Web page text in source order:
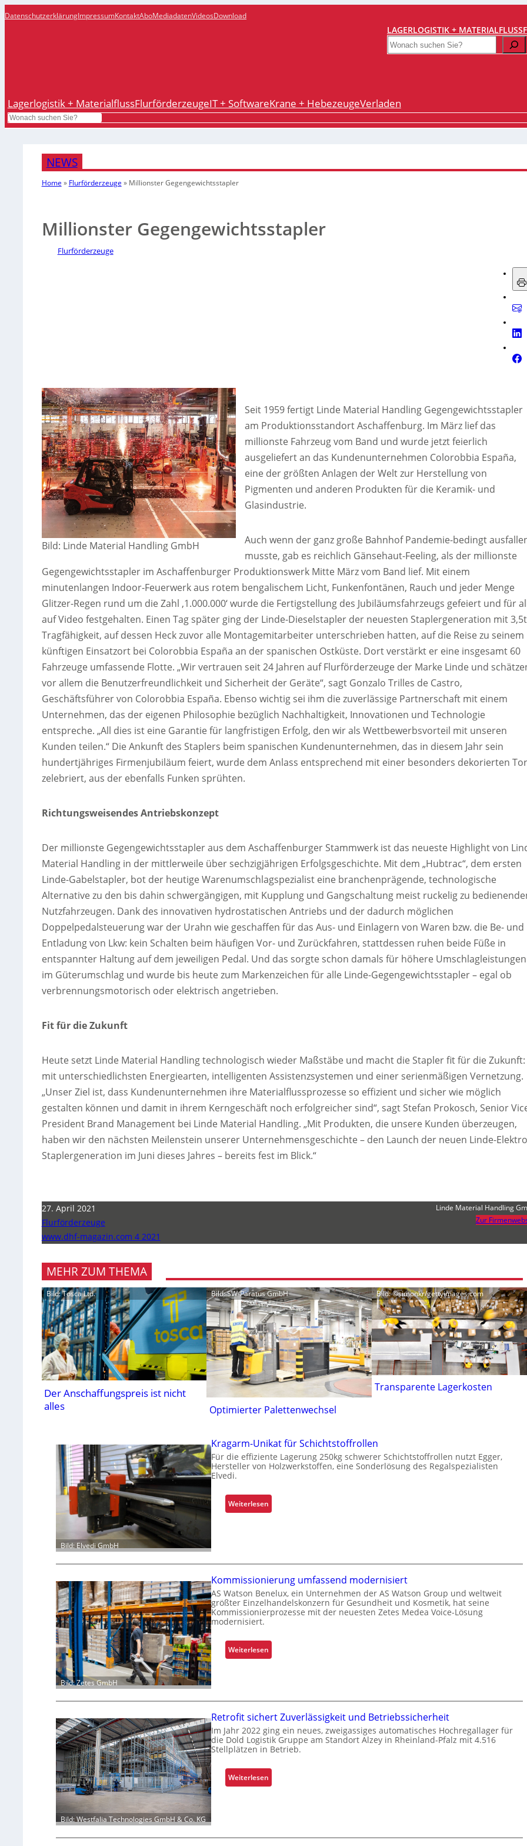
DatenschutzerklärungImpressumKontaktAboMediadatenVideosDownload
LAGERLOGISTIK + MATERIALFLUSS
Search
Lagerlogistik + MaterialflussFlurförderzeugeIT + SoftwareKrane + HebezeugeVerladen
Search
NEWS
Home » Flurförderzeuge » Millionster Gegengewichtsstapler
Millionster Gegengewichtsstapler
Flurförderzeuge
Bild: Linde Material Handling GmbH
Seit 1959 fertigt Linde Material Handling Gegengewichtsstapler
am Produktionsstandort Aschaffenburg. Im März lief das
millionste Fahrzeug vom Band und wurde jetzt feierlich
ausgeliefert an das Kundenunternehmen Colorobbia España,
eine der größten Anlagen der Welt zur Herstellung von
Pigmenten und anderen Produkten für die Keramik- und
Glasindustrie.
Auch wenn der ganz große Bahnhof Pandemie-bedingt
musste, gab es reichlich Gänsehaut-Feeling, als der millionste
Gegengewichtsstapler im Aschaffenburger Produktionswerk Mitte März vom Band lief. Mit einem
minutenlangen Indoor-Feuerwerk aus rotem bengalischem Licht, Funkenfontänen, Rauch und jeder Menge
Glitzer-Regen rund um die Zahl ‚1.000.000‘ wurde die Fertigstellung des Jubiläumsfahrzeugs gefeiert und für
auf Video festgehalten. Einen Tag später ging der Linde-Dieselstapler der neuesten Staplergeneration mit 3,5t
Tragfähigkeit, auf dessen Heck zuvor alle Montagemitarbeiter unterschrieben hatten, auf die Reise zu seinem
künftigen Einsatzort bei Colorobbia España an der spanischen Ostküste. Dort verstärkt er eine insgesamt 60
Fahrzeuge umfassende Flotte. „Wir vertrauen seit 24 Jahren auf Flurförderzeuge der Marke Linde und
vor allem die Benutzerfreundlichkeit und Sicherheit der Geräte“, sagt Gonzalo Trilles de Castro,
Geschäftsführer von Colorobbia España. Ebenso wichtig sei ihm die zuverlässige Partnerschaft mit einem
Unternehmen, das der eigenen Philosophie bezüglich Nachhaltigkeit, Innovationen und Technologie
entspreche. „All dies ist eine Garantie für langfristigen Erfolg, den wir als Wettbewerbsvorteil mit unseren
Kunden teilen.“ Die Ankunft des Staplers beim spanischen Kundenunternehmen, das in diesem Jahr sein
hundertjähriges Firmenjubiläum feiert, wurde dem Anlass entsprechend mit einer besonders dekorierten
zelebriert, aus der ebenfalls Funken sprühten.
Richtungsweisendes Antriebskonzept
Der millionste Gegengewichtsstapler aus dem Aschaffenburger Stammwerk ist das neueste Highlight von
Material Handling in der mittlerweile über sechzigjährigen Erfolgsgeschichte. Mit dem „Hubtrac“, dem ersten
Linde-Gabelstapler, bot der heutige Warenumschlagspezialist eine branchenprägende, technologische
Alternative zu den bis dahin schwergängigen, mit Kupplung und Gangschaltung meist ruckelig zu
Nutzfahrzeugen. Dank des innovativen hydrostatischen Antriebs und der dadurch möglichen
Doppelpedalsteuerung war der Urahn wie geschaffen für das Aus- und Einlagern von Waren bzw. die Be- und
Entladung von Lkw: kein Schalten beim häufigen Vor- und Zurückfahren, stattdessen ruhen beide Füße in
entspannter Haltung auf dem jeweiligen Pedal. Und das sorgte schon damals für höhere Umschlagleistungen
im Güterumschlag und wurde bis heute zum Markenzeichen für alle Linde-Gegengewichtsstapler – egal ob
verbrennungsmotorisch oder elektrisch angetrieben.
Fit für die Zukunft
Heute setzt Linde Material Handling technologisch wieder Maßstäbe und macht die Stapler fit für die Zukunft:
mit unterschiedlichsten Energiearten, intelligenten Assistenzsystemen und einer serienmäßigen Vernetzung.
„Unser Ziel ist, dass Kundenunternehmen ihre Materialflussprozesse so effizient und sicher wie möglich
gestalten können und damit in ihrem Kerngeschäft noch erfolgreicher sind“, sagt Stefan Prokosch, Senior
President Brand Management bei Linde Material Handling. „Mit Produkten, die unsere Kunden überzeugen,
haben wir den nächsten Meilenstein unserer Unternehmensgeschichte – den Launch der neuen Linde-
Staplergeneration im Juni dieses Jahres – bereits fest im Blick.“
27. April 2021
Flurförderzeuge
www.dhf-magazin.com 4 2021
Linde Material Handling
Zur
MEHR ZUM THEMA
Bild: Tosca Ltd.
Der Anschaffungspreis ist nicht
alles
Bild: SW-Paratus GmbH
Optimierter Palettenwechsel
Bild: ©simonkr/gettyimages.com
Transparente Lagerkosten
Bild: Elvedi GmbH
Kragarm-Unikat für Schichtstoffrollen
Für die effiziente Lagerung 250kg schwerer Schichtstoffrollen nutzt Egger,
Hersteller von Holzwerkstoffen, eine Sonderlösung des Regalspezialisten
Elvedi.
Weiterlesen
K
a
r
m
-
U
i
ü
r
S
c
h
h
o
Bild: Zetes GmbH
Kommissionierung umfassend modernisiert
AS Watson Benelux, ein Unternehmen der AS Watson Group und weltweit
größter Einzelhandelskonzern für Gesundheit und Kosmetik, hat seine
Kommissionierprozesse mit der neuesten Zetes Medea Voice-Lösung
modernisiert.
Weiterlesen
K
m
s
s
n
i
Bild: Westfalia Technologies GmbH & Co. KG
Retrofit sichert Zuverlässigkeit und Betriebssicherheit
Im Jahr 2022 ging ein neues, zweigassiges automatisches Hochregallager für
die Dold Logistik Gruppe am Standort Alzey in Rheinland-Pfalz mit 4.516
Stellplätzen in Betrieb.
Weiterlesen
R
o